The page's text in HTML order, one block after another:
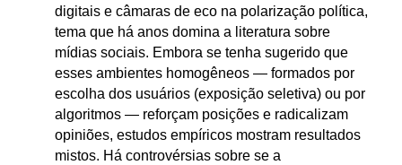
digitais e câmaras de eco na polarização política,
tema que há anos domina a literatura sobre
mídias sociais. Embora se tenha sugerido que
esses ambientes homogêneos — formados por
escolha dos usuários (exposição seletiva) ou por
algoritmos — reforçam posições e radicalizam
opiniões, estudos empíricos mostram resultados
mistos. Há controvérsias sobre se a